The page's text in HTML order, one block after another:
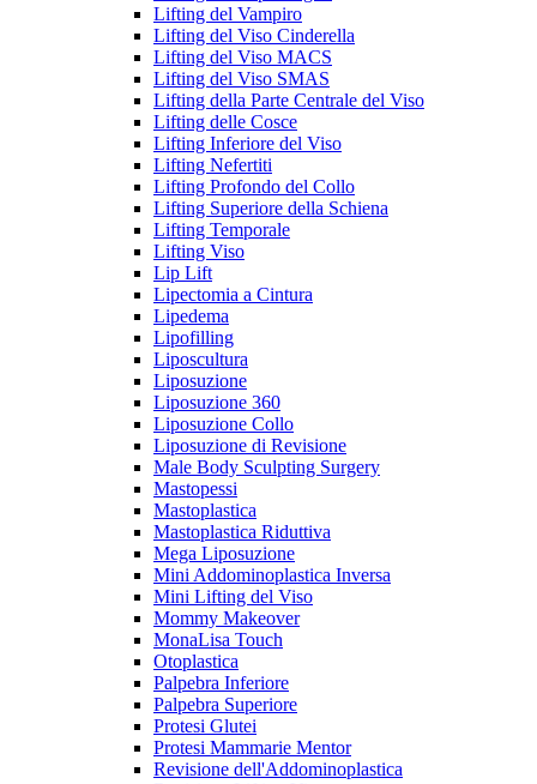
Lifting del Vampiro
Lifting del Viso Cinderella
Lifting del Viso MACS
Lifting del Viso SMAS
Lifting della Parte Centrale del Viso
Lifting delle Cosce
Lifting Inferiore del Viso
Lifting Nefertiti
Lifting Profondo del Collo
Lifting Superiore della Schiena
Lifting Temporale
Lifting Viso
Lip Lift
Lipectomia a Cintura
Lipedema
Lipofilling
Liposcultura
Liposuzione
Liposuzione 360
Liposuzione Collo
Liposuzione di Revisione
Male Body Sculpting Surgery
Mastopessi
Mastoplastica
Mastoplastica Riduttiva
Mega Liposuzione
Mini Addominoplastica Inversa
Mini Lifting del Viso
Mommy Makeover
MonaLisa Touch
Otoplastica
Palpebra Inferiore
Palpebra Superiore
Protesi Glutei
Protesi Mammarie Mentor
Revisione dell'Addominoplastica